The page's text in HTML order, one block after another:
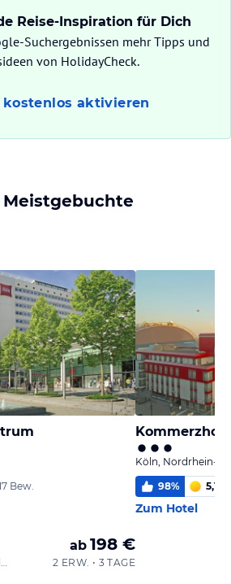
Reise-Inspiration für Dich
Suchergebnissen mehr Tipps und
von HolidayCheck.
aktivieren
Bew.
ab 198 €
2 ERW. • 3 TAGE
Köln, Nordrhein-
98% 5,1
Zum Hotel